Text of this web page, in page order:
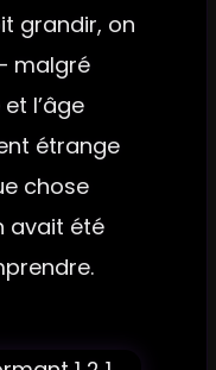
grandir, on
malgré
l’âge
étrange
chose
avait été